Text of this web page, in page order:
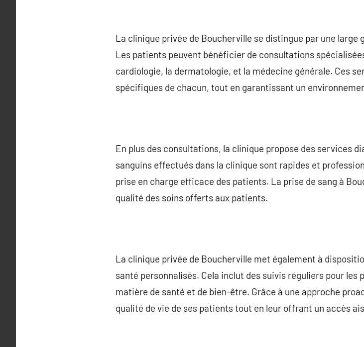
La clinique privée de Boucherville se distingue par une
Les patients peuvent bénéficier de consultations
cardiologie, la dermatologie, et la médecine générale. Ces
spécifiques de chacun, tout en garantissant un
En plus des consultations, la clinique propose des services
sanguins effectués dans la clinique sont rapides et
prise en charge efficace des patients. La prise de sang à
qualité des soins offerts aux patients.
La clinique privée de Boucherville met également à
santé personnalisés. Cela inclut des suivis réguliers pour les
matière de santé et de bien-être. Grâce à une approche
qualité de vie de ses patients tout en leur offrant un accès